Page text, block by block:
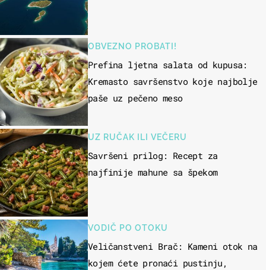
OBVEZNO PROBATI!
Prefina ljetna salata od kupusa:
Kremasto savršenstvo koje najbolje
paše uz pečeno meso
UZ RUČAK ILI VEČERU
Savršeni prilog: Recept za
najfinije mahune sa špekom
VODIČ PO OTOKU
Veličanstveni Brač: Kameni otok na
kojem ćete pronaći pustinju,